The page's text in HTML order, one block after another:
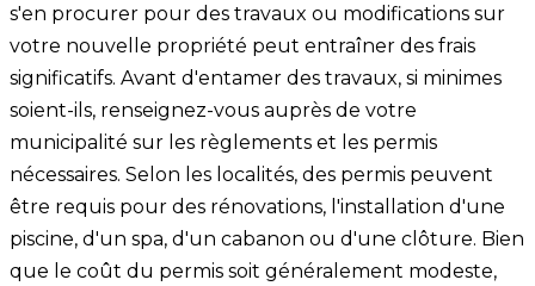
s'en procurer pour des travaux ou modifications sur
votre nouvelle propriété peut entraîner des frais
significatifs. Avant d'entamer des travaux, si minimes
soient-ils, renseignez-vous auprès de votre
municipalité sur les règlements et les permis
nécessaires. Selon les localités, des permis peuvent
être requis pour des rénovations, l'installation d'une
piscine, d'un spa, d'un cabanon ou d'une clôture. Bien
que le coût du permis soit généralement modeste,